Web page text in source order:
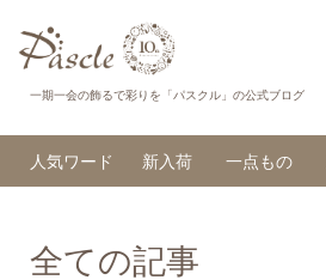
一期一会の飾るで彩りを「パスクル」の公式ブログ
人気ワード 新入荷 一点もの
全ての記事